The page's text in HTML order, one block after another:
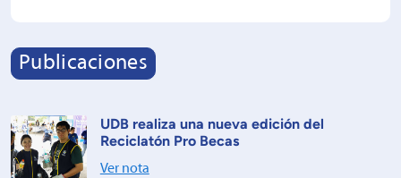
Publicaciones
UDB realiza una nueva edición del
Reciclatón Pro Becas
Ver nota